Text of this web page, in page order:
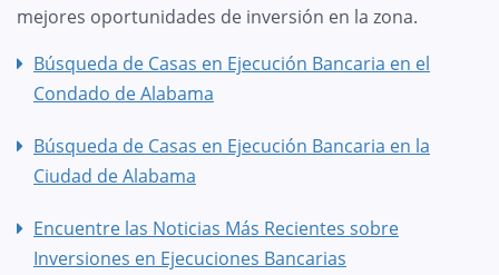
mejores oportunidades de inversión en la zona.
Búsqueda de Casas en Ejecución Bancaria en el
Condado de Alabama
Búsqueda de Casas en Ejecución Bancaria en la
Ciudad de Alabama
Encuentre las Noticias Más Recientes sobre
Inversiones en Ejecuciones Bancarias